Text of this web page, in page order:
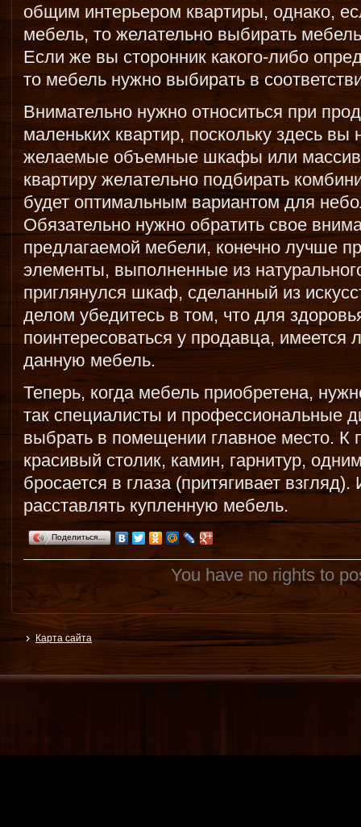
общим интерьером квартиры, однако,
мебель, то желательно выбирать
Если же вы сторонник какого-либо
то мебель нужно выбирать в
Внимательно нужно относиться при
маленьких квартир, поскольку здесь вы
желаемые объемные шкафы или
квартиру желательно подбирать
будет оптимальным вариантом для
Обязательно нужно обратить свое
предлагаемой мебели, конечно лучше
элементы, выполненные из
приглянулся шкаф, сделанный из
делом убедитесь в том, что для
поинтересоваться у продавца, имеется
данную мебель.
Теперь, когда мебель приобретена,
так специалисты и профессиональные
выбрать в помещении главное место. К
красивый столик, камин, гарнитур,
бросается в глаза (притягивает
расставлять купленную мебель.
Поделиться…
You have no rights to
Карта сайта